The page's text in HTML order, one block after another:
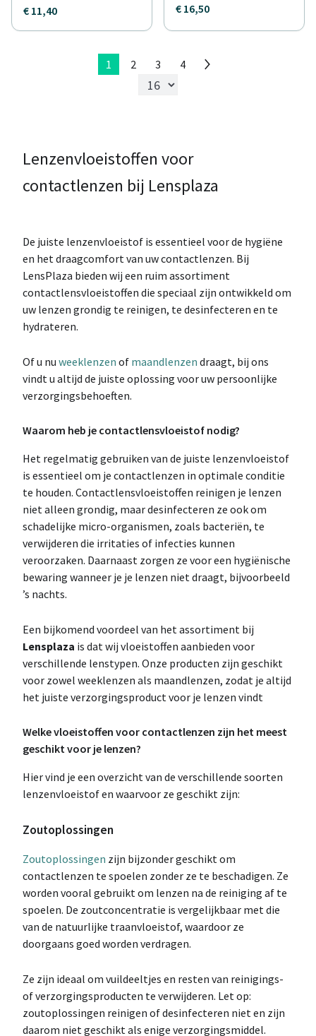
€ 11,40 € 16,50
1 2 3 4
Lenzenvloeistoffen voor
contactlenzen bij Lensplaza
De juiste lenzenvloeistof is essentieel voor de hygiëne
en het draagcomfort van uw contactlenzen. Bij
LensPlaza bieden wij een ruim assortiment
contactlensvloeistoffen die speciaal zijn ontwikkeld om
uw lenzen grondig te reinigen, te desinfecteren en te
hydrateren.
Of u nu weeklenzen of maandlenzen draagt, bij ons
vindt u altijd de juiste oplossing voor uw persoonlijke
verzorgingsbehoeften.
Waarom heb je contactlensvloeistof nodig?
Het regelmatig gebruiken van de juiste lenzenvloeistof
is essentieel om je contactlenzen in optimale conditie
te houden. Contactlensvloeistoffen reinigen je lenzen
niet alleen grondig, maar desinfecteren ze ook om
schadelijke micro-organismen, zoals bacteriën, te
verwijderen die irritaties of infecties kunnen
veroorzaken. Daarnaast zorgen ze voor een hygiënische
bewaring wanneer je je lenzen niet draagt, bijvoorbeeld
’s nachts.
Een bijkomend voordeel van het assortiment bij
Lensplaza is dat wij vloeistoffen aanbieden voor
verschillende lenstypen. Onze producten zijn geschikt
voor zowel weeklenzen als maandlenzen, zodat je altijd
het juiste verzorgingsproduct voor je lenzen vindt
Welke vloeistoffen voor contactlenzen zijn het meest
geschikt voor je lenzen?
Hier vind je een overzicht van de verschillende soorten
lenzenvloeistof en waarvoor ze geschikt zijn:
Zoutoplossingen
Zoutoplossingen zijn bijzonder geschikt om
contactlenzen te spoelen zonder ze te beschadigen. Ze
worden vooral gebruikt om lenzen na de reiniging af te
spoelen. De zoutconcentratie is vergelijkbaar met die
van de natuurlijke traanvloeistof, waardoor ze
doorgaans goed worden verdragen.
Ze zijn ideaal om vuildeeltjes en resten van reinigings-
of verzorgingsproducten te verwijderen. Let op:
zoutoplossingen reinigen of desinfecteren niet en zijn
daarom niet geschikt als enige verzorgingsmiddel.